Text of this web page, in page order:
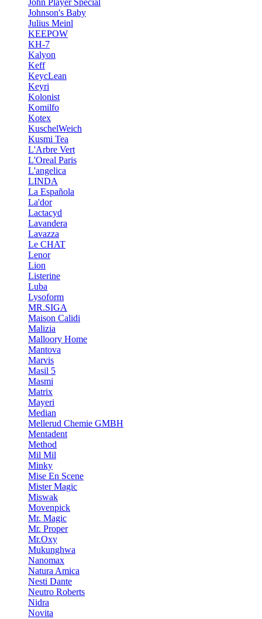
John Player Special
Johnson's Baby
Julius Meinl
KEEPOW
KH-7
Kalyon
Keff
KeycLean
Keyri
Kolonist
Komilfo
Kotex
KuschelWeich
Kusmi Tea
L'Arbre Vert
L'Oreal Paris
L'angelica
LINDA
La Española
La'dor
Lactacyd
Lavandera
Lavazza
Le CHAT
Lenor
Lion
Listerine
Luba
Lysoform
MR.SIGA
Maison Calidi
Malizia
Malloory Home
Mantova
Marvis
Masil 5
Masmi
Matrix
Mayeri
Median
Mellerud Chemie GMBH
Mentadent
Method
Mil Mil
Minky
Mise En Scene
Mister Magic
Miswak
Movenpick
Mr. Magic
Mr. Proper
Mr.Oxy
Mukunghwa
Nanomax
Natura Amica
Nesti Dante
Neutro Roberts
Nidra
Novita